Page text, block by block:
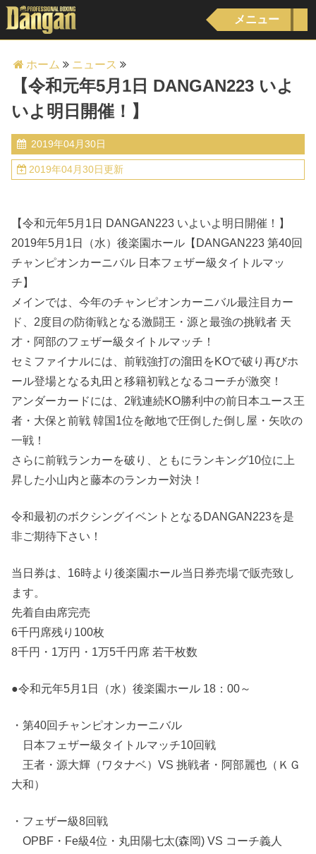
メニュー
ホーム ニュース
【令和元年5月1日 DANGAN223 いよ
いよ明日開催！】
2019年04月30日
2019年04月30日更新
【令和元年5月1日 DANGAN223 いよいよ明日開催！】
2019年5月1日（水）後楽園ホール【DANGAN223 第40回
チャンピオンカーニバル 日本フェザー級タイトルマッ
チ】
メインでは、今年のチャンピオンカーニバル最注目カー
ド、2度目の防衛戦となる激闘王・源と最強の挑戦者 天
才・阿部のフェザー級タイトルマッチ！
セミファイナルには、前戦強打の溜田をKOで破り再びホ
ール登場となる丸田と移籍初戦となるコーチが激突！
アンダーカードには、2戦連続KO勝利中の前日本ユース王
者・大保と前戦 韓国1位を敵地で圧倒した倒し屋・矢吹の
一戦！
さらに前戦ランカーを破り、ともにランキング10位に上
昇した小山内と藤本のランカー対決！
令和最初のボクシングイベントとなるDANGAN223を是
非ご期待下さい！
当日券は、16時より後楽園ホール当日券売場で販売致し
ます。
先着自由席完売
6千円席残り100枚
8千円・1万円・1万5千円席 若干枚数
●令和元年5月1日（水）後楽園ホール 18：00～
・第40回チャンピオンカーニバル
日本フェザー級タイトルマッチ10回戦
王者・源大輝（ワタナベ）VS 挑戦者・阿部麗也（ＫＧ
大和）
・フェザー級8回戦
OPBF・Fe級4位・丸田陽七太(森岡) VS コーチ義人